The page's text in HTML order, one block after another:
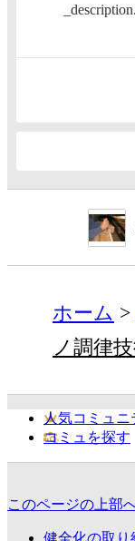
ホーム
ノ調律
人気コミュニ
コミュを探す
このページの上部